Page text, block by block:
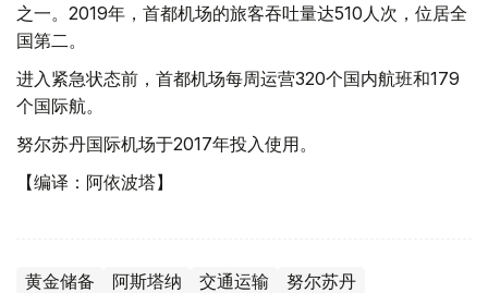
之一。2019年，首都机场的旅客吞吐量达510人次，位居全
国第二。
进入紧急状态前，首都机场每周运营320个国内航班和179
个国际航。
努尔苏丹国际机场于2017年投入使用。
【编译：阿依波塔】
黄金储备 阿斯塔纳 交通运输 努尔苏丹